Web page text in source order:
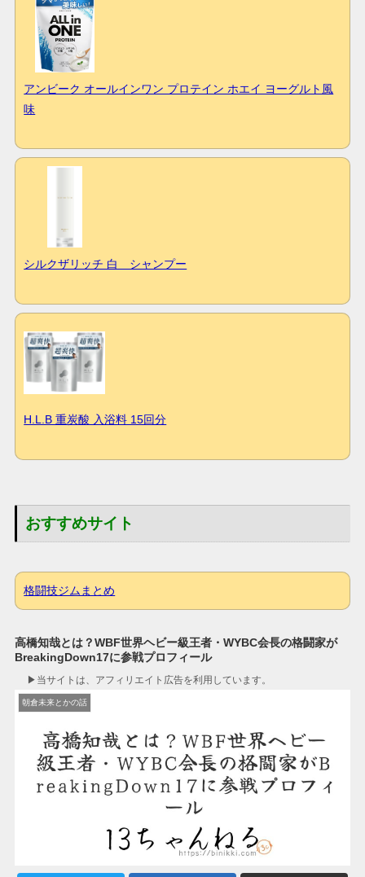
アンビーク オールインワン プロテイン ホエイ ヨーグルト風
味
シルクザリッチ 白 シャンプー
H.L.B 重炭酸 入浴料 15回分
おすすめサイト
格闘技ジムまとめ
高橋知哉とは？WBF世界ヘビー級王者・WYBC会長の格闘家が
BreakingDown17に参戦プロフィール
▶︎当サイトは、アフィリエイト広告を利用しています。
朝倉未来とかの話